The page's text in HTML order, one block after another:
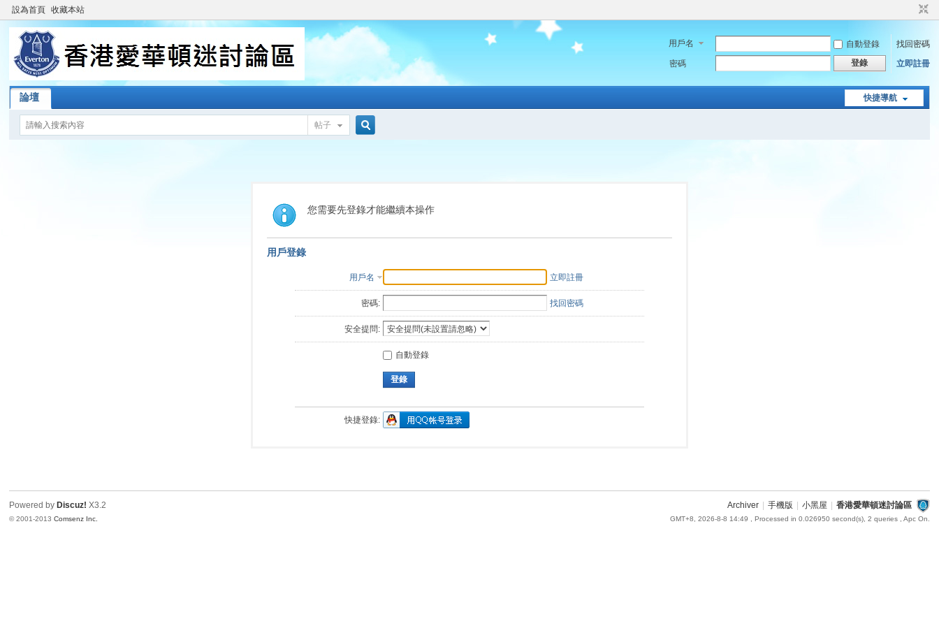
設為首頁 收藏本站
用戶名 自動登錄
找回密碼
密碼
登錄 立即註冊
快捷導航
論壇
帖子
索
您需要先登錄才能繼續本操作
用戶登錄
用戶名 立即註冊
密碼: 找回密碼
安全提問:
自動登錄
登錄
快捷登錄:
Archiver 手機版 小黑屋 香港愛華頓迷討論區
GMT+8, 2026-8-8 14:49 , Processed in 0.026950 second(s), 2 queries , Apc On.
Powered by Discuz! X3.2
© 2001-2013Comsenz Inc.